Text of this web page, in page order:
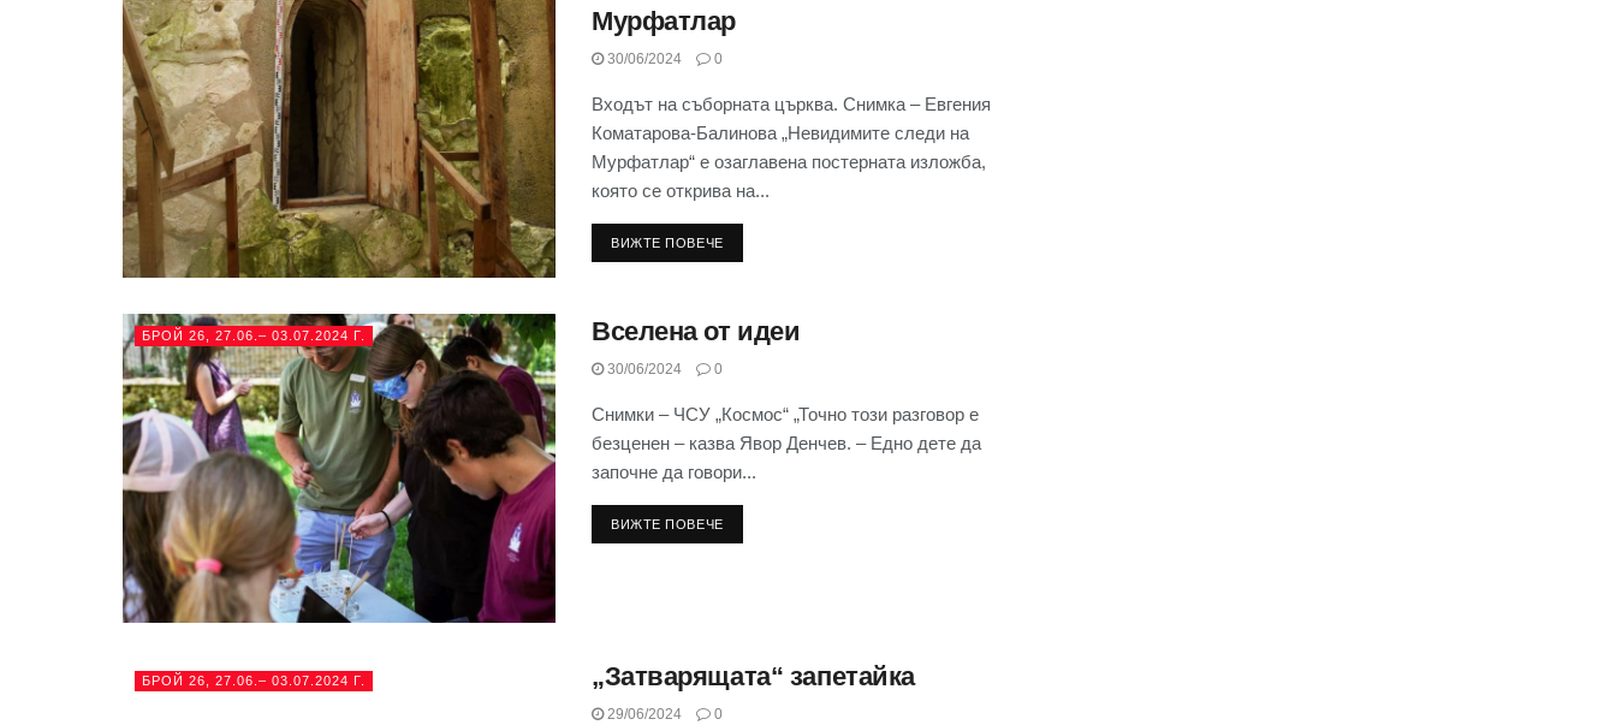
Мурфатлар
30/06/2024 0
Входът на съборната църква. Снимка – Евгения
Коматарова-Балинова „Невидимите следи на
Мурфатлар“ e озаглавена постерната изложба,
която се открива на...
ВИЖТЕ ПОВЕЧЕ
БРОЙ 26, 27.06.– 03.07.2024 Г. Вселена от идеи
30/06/2024 0
Снимки – ЧСУ „Космос“ „Точно този разговор е
безценен – казва Явор Денчев. – Едно дете да
започне да говори...
ВИЖТЕ ПОВЕЧЕ
БРОЙ 26, 27.06.– 03.07.2024 Г. „Затварящата“ запетайка
29/06/2024 0